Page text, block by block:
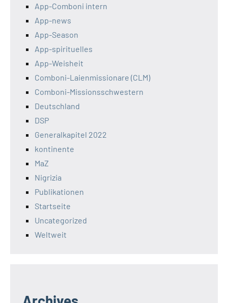
App-Comboni intern
App-news
App-Season
App-spirituelles
App-Weisheit
Comboni-Laienmissionare (CLM)
Comboni-Missionsschwestern
Deutschland
DSP
Generalkapitel 2022
kontinente
MaZ
Nigrizia
Publikationen
Startseite
Uncategorized
Weltweit